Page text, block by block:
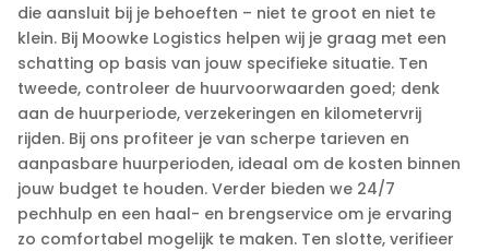
die aansluit bij je behoeften – niet te groot en niet te
klein.​ Bij Moowke Logistics helpen wij je graag met een
schatting op basis van jouw specifieke situatie.​ Ten
tweede, controleer de huurvoorwaarden goed; denk
aan de huurperiode, verzekeringen en kilometervrij
rijden.​ Bij ons profiteer je van scherpe tarieven en
aanpasbare huurperioden, ideaal om de kosten binnen
jouw budget te houden.​ Verder bieden we 24/7
pechhulp en een haal- en brengservice om je ervaring
zo comfortabel mogelijk te maken.​ Ten slotte, verifieer